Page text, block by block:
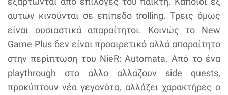
αυτών κινούνται σε επίπεδο trolling. Τρεις όμως
είναι ουσιαστικά απαραίτητοι. Κοινώς το New
Game Plus δεν είναι προαιρετικό αλλά απαραίτητο
στην περίπτωση του NieR: Automata. Από το ένα
playthrough στο άλλο αλλάζουν side quests,
προκύπτουν νέα γεγονότα, αλλάζει χαρακτήρες ο